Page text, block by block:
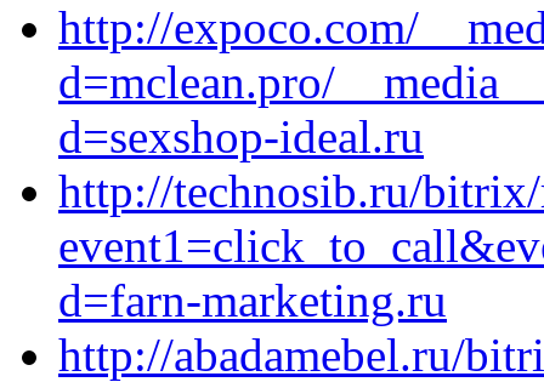
http://expoco.com/
d=mclean.pro/
d=sexshop-ideal.ru
http://technosib.ru/
d=farn-marketing.ru
http://abadamebel.ru/